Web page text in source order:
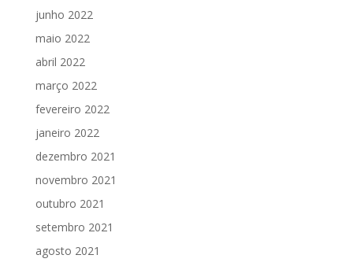
junho 2022
maio 2022
abril 2022
março 2022
fevereiro 2022
janeiro 2022
dezembro 2021
novembro 2021
outubro 2021
setembro 2021
agosto 2021